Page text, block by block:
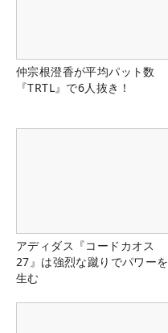
仲宗根澄香が平均パット数
『TRTL』で6人抜き！
アディダス『コードカオス
27』は強烈な蹴りでパワーを
生む